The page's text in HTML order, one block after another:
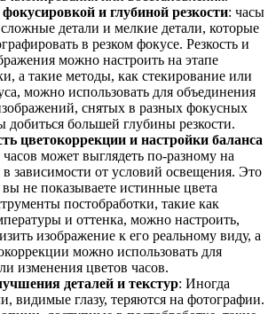
и глубиной резкости: часы
детали и мелкие детали, которые
в резком фокусе. Резкость и
можно настроить на этапе
а такие методы, как стекирование или
можно использовать для объединения
снятых в разных фокусных
добиться большей глубины резкости.
цветокоррекции и настройки баланса
может выглядеть по-разному на
зависимости от условий освещения. Это
вы не показываете истинные цвета
постобработки, такие как
и оттенка, можно настроить,
изображение к его реальному виду, а
можно использовать для
изменения цветов часов.
деталей и текстур: Иногда
видимые глазу, теряются на фотографии.